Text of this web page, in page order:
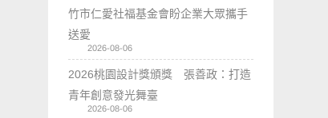
竹市仁愛社福基金會盼企業大眾攜手
送愛
2026-08-06
2026桃園設計獎頒獎 張善政：打造
青年創意發光舞臺
2026-08-06